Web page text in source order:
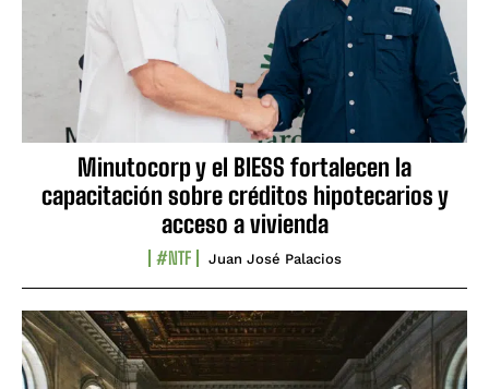
Minutocorp y el BIESS fortalecen la
capacitación sobre créditos hipotecarios y
acceso a vivienda
#NTF Juan José Palacios